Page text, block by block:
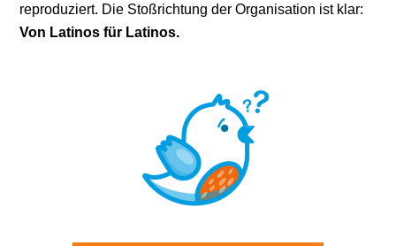
reproduziert. Die Stoßrichtung der Organisation ist klar:
Von Latinos für Latinos.